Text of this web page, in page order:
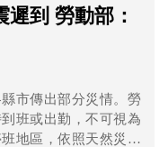
遲到 勞動部：
市傳出部分災情。勞
班或出勤，不可視為
地區，依照天然災害